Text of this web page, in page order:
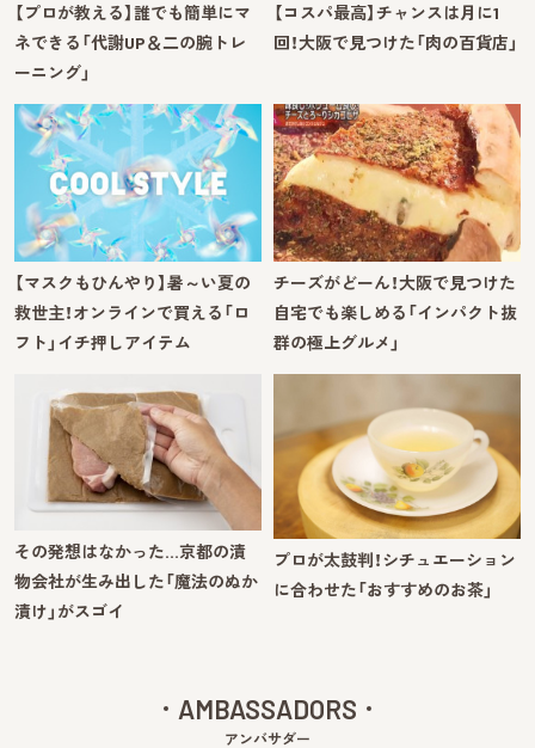
【プロが教える】誰でも簡単にマ
ネできる「代謝UP＆二の腕トレ
ーニング」
【コスパ最高】チャンスは月に1
回！大阪で見つけた「肉の百貨店」
【マスクもひんやり】暑～い夏の
救世主！オンラインで買える「ロ
フト」イチ押しアイテム
チーズがどーん！大阪で見つけた
自宅でも楽しめる「インパクト抜
群の極上グルメ」
その発想はなかった…京都の漬
物会社が生み出した「魔法のぬか
漬け」がスゴイ
プロが太鼓判！シチュエーション
に合わせた「おすすめのお茶」
AMBASSADORS
アンバサダー